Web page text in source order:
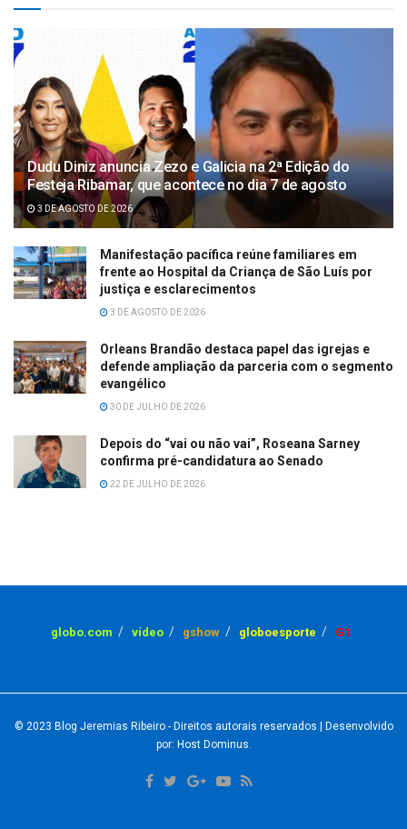
Dudu Diniz anuncia Zezo e Galicia na 2ª Edição do
Festeja Ribamar, que acontece no dia 7 de agosto
3 DE AGOSTO DE 2026
Manifestação pacífica reúne familiares em
frente ao Hospital da Criança de São Luís por
justiça e esclarecimentos
3 DE AGOSTO DE 2026
Orleans Brandão destaca papel das igrejas e
defende ampliação da parceria com o segmento
evangélico
30 DE JULHO DE 2026
Depois do “vai ou não vai”, Roseana Sarney
confirma pré-candidatura ao Senado
22 DE JULHO DE 2026
globo.com vídeo gshow globoesporte G1
© 2023 Blog Jeremias Ribeiro- Direitos autorais reservados | Desenvolvido
por: Host Dominus.